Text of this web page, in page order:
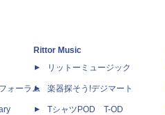
ォーラム
Rittor Music
リットーミュージック
楽器探そう!デジマート
TシャツPOD T-OD